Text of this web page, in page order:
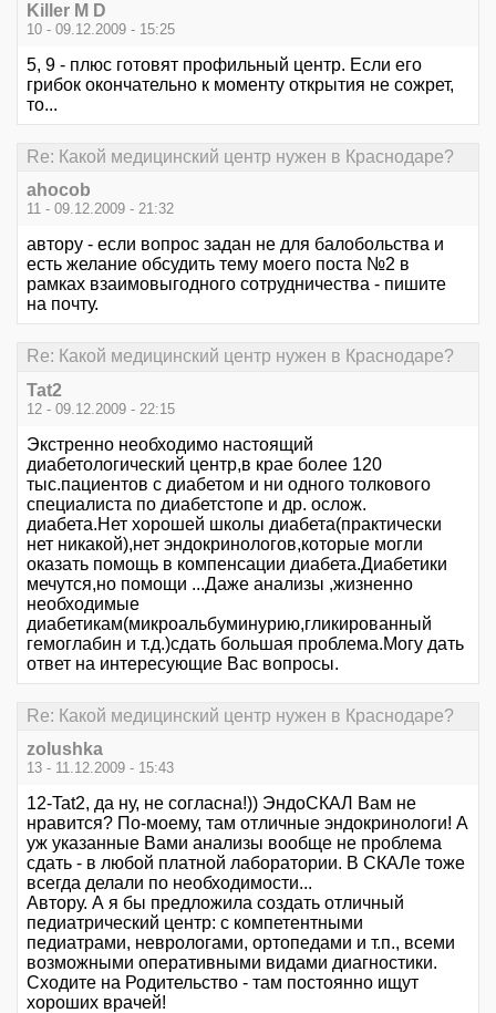
Killer M D
10 - 09.12.2009 - 15:25
5, 9 - плюс готовят профильный центр. Если его
грибок окончательно к моменту открытия не сожрет,
то...
Re: Какой медицинский центр нужен в Краснодаре?
ahocob
11 - 09.12.2009 - 21:32
автору - если вопрос задан не для балобольства и
есть желание обсудить тему моего поста №2 в
рамках взаимовыгодного сотрудничества - пишите
на почту.
Re: Какой медицинский центр нужен в Краснодаре?
Tat2
12 - 09.12.2009 - 22:15
Экстренно необходимо настоящий
диабетологический центр,в крае более 120
тыс.пациентов с диабетом и ни одного толкового
специалиста по диабетстопе и др. ослож.
диабета.Нет хорошей школы диабета(практически
нет никакой),нет эндокринологов,которые могли
оказать помощь в компенсации диабета.Диабетики
мечутся,но помощи ...Даже анализы ,жизненно
необходимые
диабетикам(микроальбуминурию,гликированный
гемоглабин и т.д.)сдать большая проблема.Могу дать
ответ на интересующие Вас вопросы.
Re: Какой медицинский центр нужен в Краснодаре?
zolushka
13 - 11.12.2009 - 15:43
12-Tat2, да ну, не согласна!)) ЭндоСКАЛ Вам не
нравится? По-моему, там отличные эндокринологи! А
уж указанные Вами анализы вообще не проблема
сдать - в любой платной лаборатории. В СКАЛе тоже
всегда делали по необходимости...
Автору. А я бы предложила создать отличный
педиатрический центр: с компетентными
педиатрами, неврологами, ортопедами и т.п., всеми
возможными оперативными видами диагностики.
Сходите на Родительство - там постоянно ищут
хороших врачей!